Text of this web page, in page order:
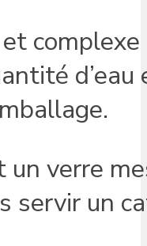
d’eau
un verre
servir un